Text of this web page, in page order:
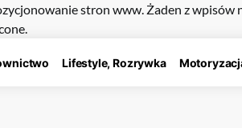
stron www. Żaden z
Lifestyle, Rozrywka